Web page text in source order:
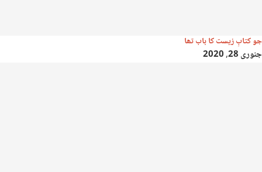
جو کتابِ زیست کا باب تھا
جنوری 28, 2020